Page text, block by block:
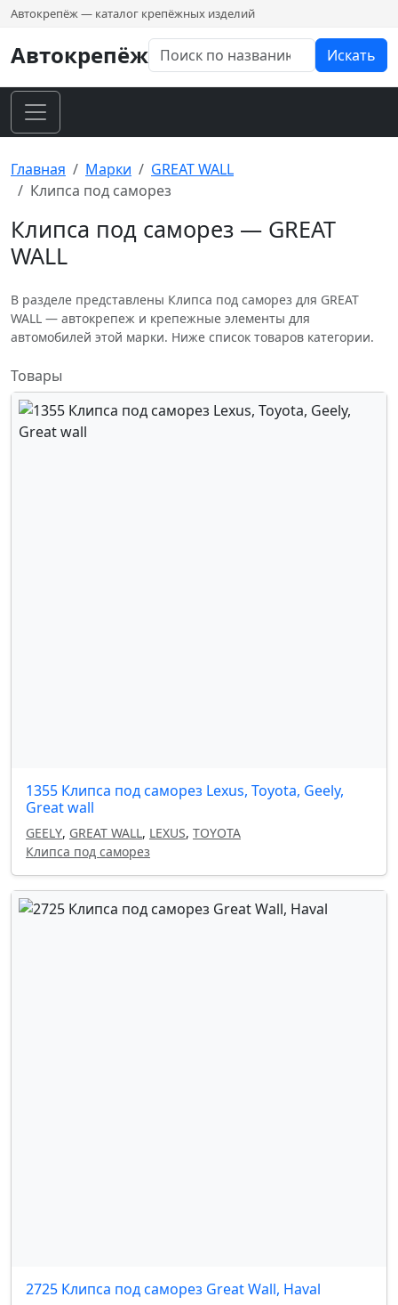
Автокрепёж — каталог крепёжных изделий
Автокрепёж Искать
Главная Марки
GREAT WALL
Клипса под саморез
Клипса под саморез — GREAT
WALL
В разделе представлены Клипса под саморез для GREAT
WALL — автокрепеж и крепежные элементы для
автомобилей этой марки. Ниже список товаров категории.
Товары
1355 Клипса под саморез Lexus, Toyota, Geely,
Great wall
GEELY, GREAT WALL, LEXUS, TOYOTA
Клипса под саморез
2725 Клипса под саморез Great Wall, Haval